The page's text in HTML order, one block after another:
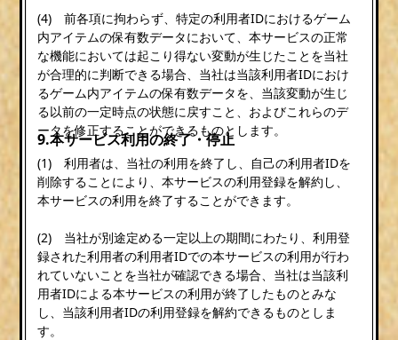
(4) 前各項に拘わらず、特定の利用者IDにおけるゲーム
内アイテムの保有数データにおいて、本サービスの正常
な機能においては起こり得ない変動が生じたことを当社
が合理的に判断できる場合、当社は当該利用者IDにおけ
るゲーム内アイテムの保有数データを、当該変動が生じ
る以前の一定時点の状態に戻すこと、およびこれらのデ
ータを修正することができるものとします。
9.本サービス利用の終了・停止
(1) 利用者は、当社の利用を終了し、自己の利用者IDを
削除することにより、本サービスの利用登録を解約し、
本サービスの利用を終了することができます。
(2) 当社が別途定める一定以上の期間にわたり、利用登
録された利用者の利用者IDでの本サービスの利用が行わ
れていないことを当社が確認できる場合、当社は当該利
用者IDによる本サービスの利用が終了したものとみな
し、当該利用者IDの利用登録を解約できるものとしま
す。